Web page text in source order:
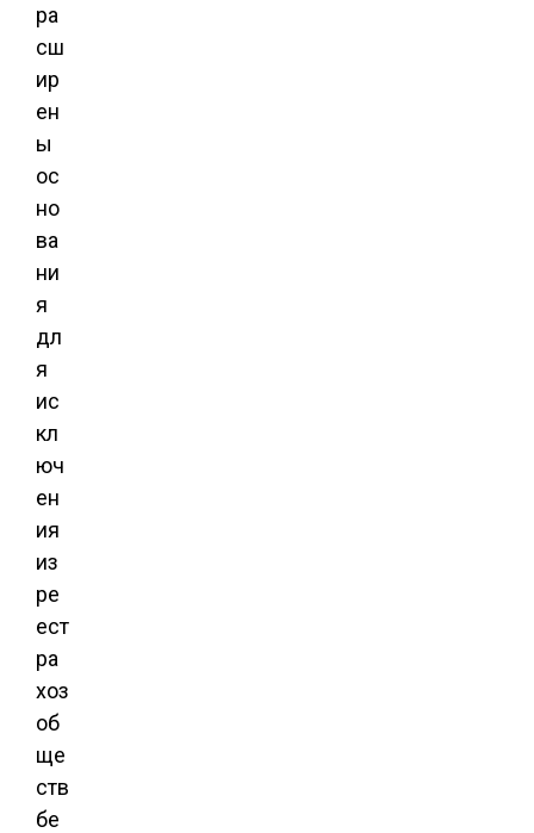
ра
сш
ир
ен
ы
ос
но
ва
ни
я
дл
я
ис
кл
юч
ен
ия
из
ре
ест
ра
хоз
об
ще
ств
бе